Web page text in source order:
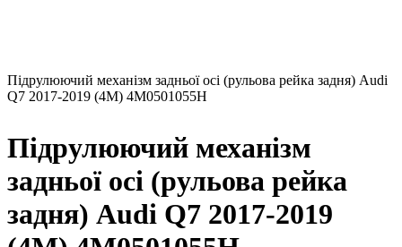
Підрулюючий механізм задньої осі (рульова рейка задня) Audi
Q7 2017-2019 (4M) 4M0501055H
Підрулюючий механізм
задньої осі (рульова рейка
задня) Audi Q7 2017-2019